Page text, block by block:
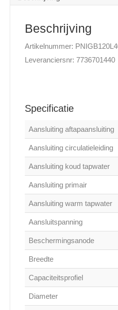
Beschrijving
Artikelnummer:
Leveranciersnr: 7736701440
Specificatie
Aansluiting aftapaansluiting
Aansluiting circulatieleiding
Aansluiting koud tapwater
Aansluiting primair
Aansluiting warm tapwater
Aansluitspanning
Beschermingsanode
Breedte
Capaciteitsprofiel
Diameter